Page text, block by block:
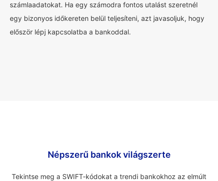
számlaadatokat. Ha egy számodra fontos utalást szeretnél
egy bizonyos időkereten belül teljesíteni, azt javasoljuk, hogy
először lépj kapcsolatba a bankoddal.
Népszerű bankok világszerte
Tekintse meg a SWIFT-kódokat a trendi bankokhoz az elmúlt